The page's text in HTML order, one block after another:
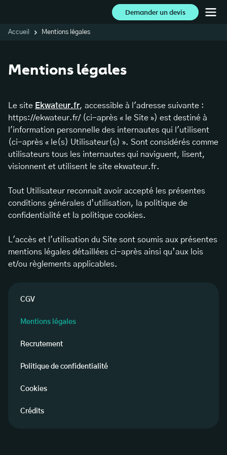
Demander un devis
Accueil Mentions légales
Mentions légales
Le site Ekwateur.fr, accessible à l'adresse suivante :
https://ekwateur.fr/ (ci-après « le Site ») est destiné à
l'information personnelle des internautes qui l'utilisent
(ci-après « le(s) Utilisateur(s) ». Sont considérés comme
utilisateurs tous les internautes qui naviguent, lisent,
visionnent et utilisent le site ekwateur.fr.
Tout Utilisateur reconnait avoir accepté les présentes
conditions générales d’utilisation, la politique de
confidentialité et la politique cookies.
L'accès et l'utilisation du Site sont soumis aux présentes
mentions légales détaillées ci-après ainsi qu’aux lois
et/ou règlements applicables.
CGV
Mentions légales
Recrutement
Politique de confidentialité
Cookies
Crédits